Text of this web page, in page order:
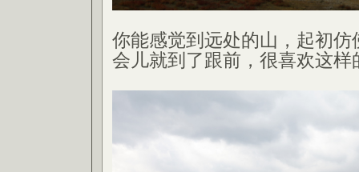
你能感觉到远处的山，起初仿
会儿就到了跟前，很喜欢这样